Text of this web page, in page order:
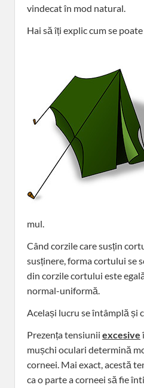
vindecat în mod natural.
Hai să îți explic cum se
mul.
Când corzile care susțin
susținere, forma cortului se
din corzile cortului este
normal-uniformă.
Același lucru se întâmplă și
Prezența tensiunii excesive
mușchi oculari determină
corneei. Mai exact, acestă
ca o parte a corneei să fie